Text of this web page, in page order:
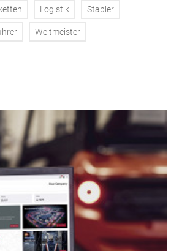
Logistik Stapler
Weltmeister